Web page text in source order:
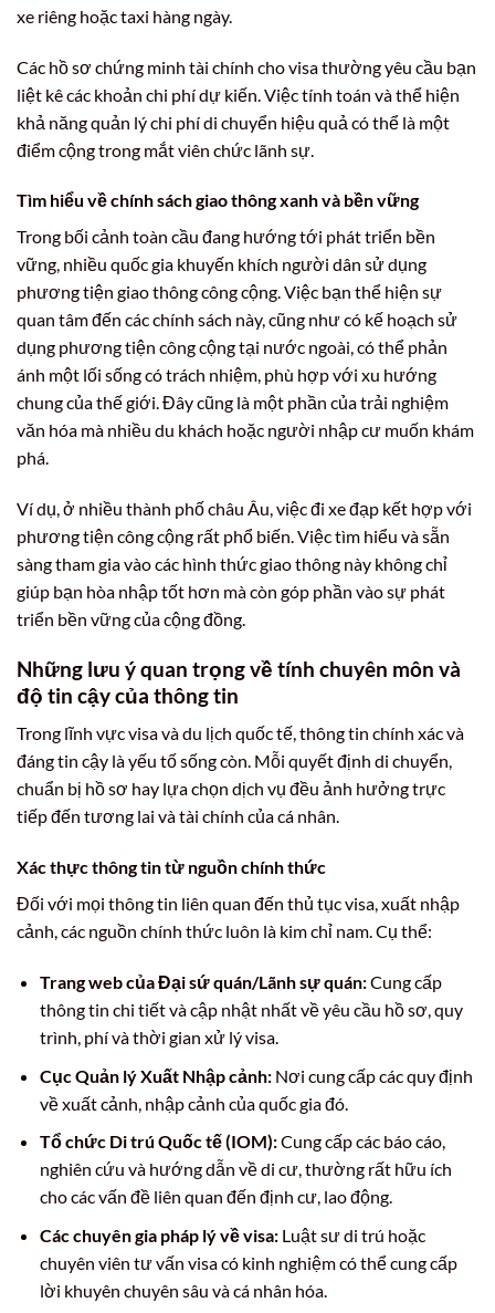
xe riêng hoặc taxi hàng ngày.
Các hồ sơ chứng minh tài chính cho visa thường yêu cầu bạn
liệt kê các khoản chi phí dự kiến. Việc tính toán và thể hiện
khả năng quản lý chi phí di chuyển hiệu quả có thể là một
điểm cộng trong mắt viên chức lãnh sự.
Tìm hiểu về chính sách giao thông xanh và bền vững
Trong bối cảnh toàn cầu đang hướng tới phát triển bền
vững, nhiều quốc gia khuyến khích người dân sử dụng
phương tiện giao thông công cộng. Việc bạn thể hiện sự
quan tâm đến các chính sách này, cũng như có kế hoạch sử
dụng phương tiện công cộng tại nước ngoài, có thể phản
ánh một lối sống có trách nhiệm, phù hợp với xu hướng
chung của thế giới. Đây cũng là một phần của trải nghiệm
văn hóa mà nhiều du khách hoặc người nhập cư muốn khám
phá.
Ví dụ, ở nhiều thành phố châu Âu, việc đi xe đạp kết hợp với
phương tiện công cộng rất phổ biến. Việc tìm hiểu và sẵn
sàng tham gia vào các hình thức giao thông này không chỉ
giúp bạn hòa nhập tốt hơn mà còn góp phần vào sự phát
triển bền vững của cộng đồng.
Những lưu ý quan trọng về tính chuyên môn và
độ tin cậy của thông tin
Trong lĩnh vực visa và du lịch quốc tế, thông tin chính xác và
đáng tin cậy là yếu tố sống còn. Mỗi quyết định di chuyển,
chuẩn bị hồ sơ hay lựa chọn dịch vụ đều ảnh hưởng trực
tiếp đến tương lai và tài chính của cá nhân.
Xác thực thông tin từ nguồn chính thức
Đối với mọi thông tin liên quan đến thủ tục visa, xuất nhập
cảnh, các nguồn chính thức luôn là kim chỉ nam. Cụ thể:
Trang web của Đại sứ quán/Lãnh sự quán:Cung cấp
thông tin chi tiết và cập nhật nhất về yêu cầu hồ sơ, quy
trình, phí và thời gian xử lý visa.
Cục Quản lý Xuất Nhập cảnh:Nơi cung cấp các quy định
về xuất cảnh, nhập cảnh của quốc gia đó.
Tổ chức Di trú Quốc tế (IOM):Cung cấp các báo cáo,
nghiên cứu và hướng dẫn về di cư, thường rất hữu ích
cho các vấn đề liên quan đến định cư, lao động.
Các chuyên gia pháp lý về visa:Luật sư di trú hoặc
chuyên viên tư vấn visa có kinh nghiệm có thể cung cấp
lời khuyên chuyên sâu và cá nhân hóa.